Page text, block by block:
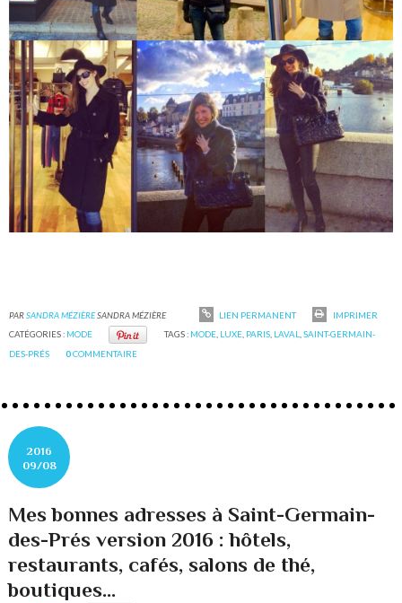
PARSANDRA MÉZIÈRESANDRA MÉZIÈRE LIEN PERMANENT
IMPRIMER
CATÉGORIES : MODE TAGS : MODE, LUXE, PARIS, LAVAL SAINT-GERMAIN-
DES-PRÉS
0COMMENTAIRE
2016
09/08
Mes bonnes adresses à Saint-Germain-
des-Prés version 2016 : hôtels,
restaurants, cafés, salons de thé,
boutiques...